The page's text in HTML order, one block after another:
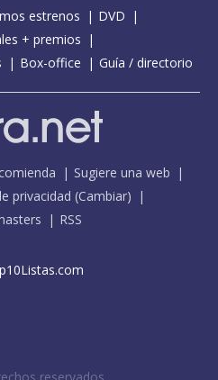
estrenos
DVD
+ premios
Box-office Guía / directorio
Sugiere una web
privacidad (Cambiar)
RSS
reservados